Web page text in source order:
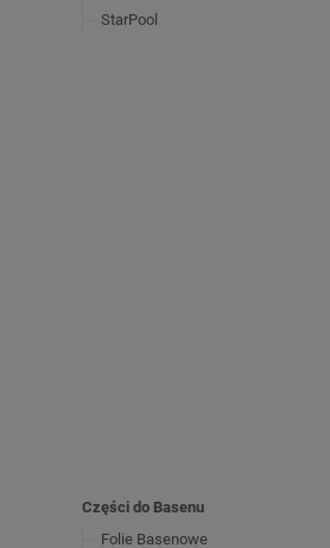
StarPool
Części do Basenu
Folie Basenowe